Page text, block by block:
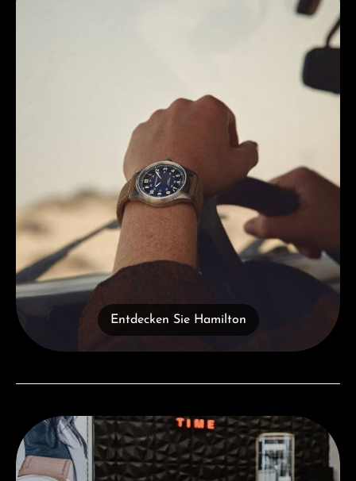
Entdecken Sie Hamilton
Besuchen Sie uns